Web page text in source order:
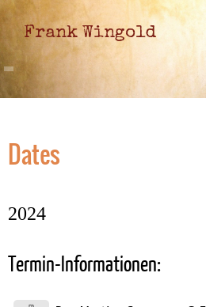
Frank Wingold
Dates
2024
Termin-Informationen: